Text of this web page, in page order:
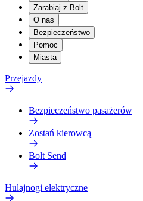
Zarabiaj z Bolt
O nas
Bezpieczeństwo
Pomoc
Miasta
Przejazdy
Bezpieczeństwo pasażerów
Zostań kierowcą
Bolt Send
Hulajnogi elektryczne